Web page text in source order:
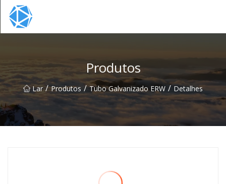
Produtos
Lar / Produtos / Tubo Galvanizado ERW / Detalhes